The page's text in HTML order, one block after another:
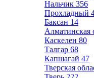
Нальчик 356
Прохладный
Баксан 14
Алматинская
Каскелен 80
Талгар 68
Капшагай 47
Тверская